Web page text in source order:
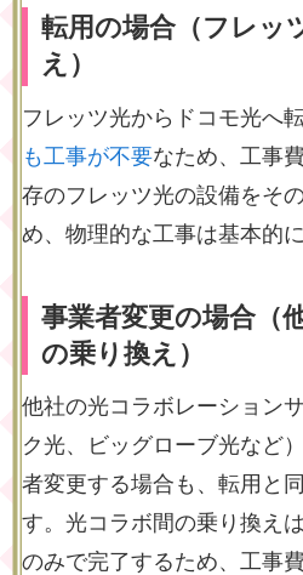
転用の場合（フレッ
え）
フレッツ光からドコモ光へ
も工事が不要なため、工事
存のフレッツ光の設備をそ
め、物理的な工事は基本的
事業者変更の場合（
の乗り換え）
他社の光コラボレーション
ク光、ビッグローブ光など
者変更する場合も、転用と
す。光コラボ間の乗り換え
のみで完了するため、工事